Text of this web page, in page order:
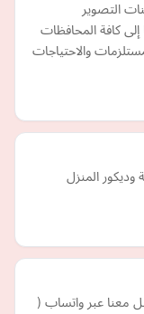
التصوير
كافة المحافظات
لتوفير كافة المستلزمات والاحتياجات
المنزل